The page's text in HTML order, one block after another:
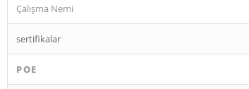
Çalışma Nemi
sertifikalar
POE